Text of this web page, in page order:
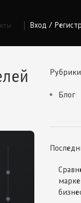
Вход /
Рубрики
Блог